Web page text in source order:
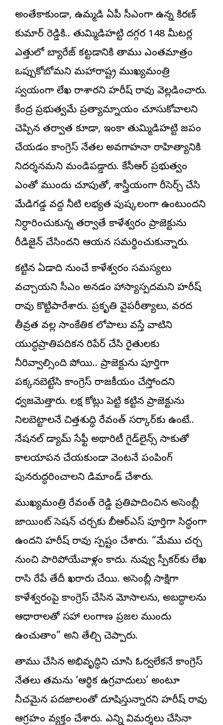
అంతేకాకుండా, ఉమ్మడి ఏపీ సీఎంగా ఉన్న కిరణ్
కుమార్ రెడ్డికి.. తుమ్మిడిహట్టి దగ్గర 148 మీటర్ల
ఎత్తులో బ్యారేజ్ కట్టడానికి తాము ఎంతమాత్రం
ఒప్పుకోబోమని మహారాష్ట్ర ముఖ్యమంత్రి
స్వయంగా లేఖ రాశారని హరీష్ రావు వెల్లడించారు.
కేంద్ర ప్రభుత్వమే ప్రత్యామ్నాయం చూసుకోవాలని
చెప్పిన తర్వాత కూడా, ఇంకా తుమ్మిడిహట్టి జపం
చేయడం కాంగ్రెస్ నేతల అవగాహనా రాహిత్యానికి
నిదర్శనమని మండిపడ్డారు. కేసీఆర్ ప్రభుత్వం
ఎంతో ముందు చూపుతో, శాస్త్రీయంగా రీసెర్చ్ చేసి
మేడిగడ్డ వద్ద నీటి లభ్యత పుష్కలంగా ఉంటుందని
నిర్ధారించుకున్న తర్వాతే కాళేశ్వరం ప్రాజెక్టును
రీడిజైన్ చేసిందని ఆయన సమర్థించుకున్నారు.
కట్టిన ఏడాది నుంచే కాళేశ్వరం సమస్యలు
వచ్చాయని సీఎం అనడం హాస్యాస్పదమని హరీష్
రావు కొట్టిపారేశారు. ప్రకృతి వైపరీత్యాలు, వరద
తీవ్రత వల్ల సాంకేతిక లోపాలు వస్తే వాటిని
యుద్ధప్రాతిపదికన రిపేర్ చేసి రైతులకు
నీరివ్వాల్సింది పోయి.. ప్రాజెక్టును పూర్తిగా
పక్కనబెట్టేసి కాంగ్రెస్ రాజకీయం చేస్తోందని
ధ్వజమెత్తారు. లక్ష కోట్లు పెట్టి కట్టిన ప్రాజెక్టును
నిలబెట్టాలనే చిత్తశుద్ధి రేవంత్ సర్కార్‌కు ఉంటే..
నేషనల్ డ్యామ్ సేఫ్టీ అథారిటీ గైడ్‌లైన్స్ సాకుతో
కాలయాపన చేయకుండా వెంటనే పంపింగ్
పునరుద్ధరించాలని డిమాండ్ చేశారు.
ముఖ్యమంత్రి రేవంత్ రెడ్డి ప్రతిపాదించిన అసెంబ్లీ
జాయింట్ సెషన్ చర్చకు బీఆర్ఎస్ పూర్తిగా సిద్ధంగా
ఉందని హరీష్ రావు స్పష్టం చేశారు. “మేము చర్చ
నుంచి పారిపోయేవాళ్లం కాదు. నువ్వు స్పీకర్‌కు లేఖ
రాసి రేపే తేదీ ఖరారు చేయి. అసెంబ్లీ సాక్షిగా
కాళేశ్వరంపై కాంగ్రెస్ చేసిన మోసాలను, అబద్ధాలను
ఆధారాలతో సహా తెలంగాణ ప్రజల ముందు
ఉంచుతాం” అని తేల్చి చెప్పారు.
తాము చేసిన అభివృద్ధిని చూసి ఓర్వలేకనే కాంగ్రెస్
నేతలు తమను ‘ఆర్థిక ఉగ్రవాదులు’ అంటూ
నీచమైన పదజాలంతో దూషిస్తున్నారని హరీష్ రావు
ఆగ్రహం వ్యక్తం చేశారు. ఎన్ని విమర్శలు చేసినా